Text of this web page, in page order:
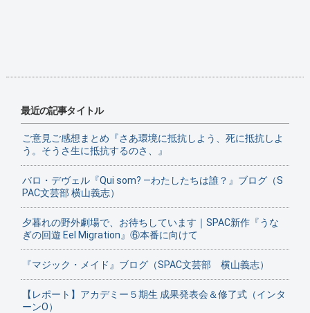
最近の記事タイトル
ご意見ご感想まとめ『さあ環境に抵抗しよう、死に抵抗しよ
う。そうさ生に抵抗するのさ、』
バロ・デヴェル『Qui som? ―わたしたちは誰？』ブログ（S
PAC文芸部 横山義志）
夕暮れの野外劇場で、お待ちしています｜SPAC新作『うな
ぎの回遊 Eel Migration』⑥本番に向けて
『マジック・メイド』ブログ（SPAC文芸部 横山義志）
【レポート】アカデミー５期生 成果発表会＆修了式（インタ
ーンO）